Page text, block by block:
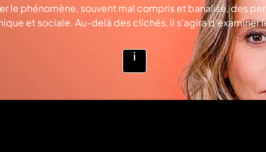
phénomène, souvent mal compris et banalisé, des
et sociale. Au-delà des clichés, il s'agira